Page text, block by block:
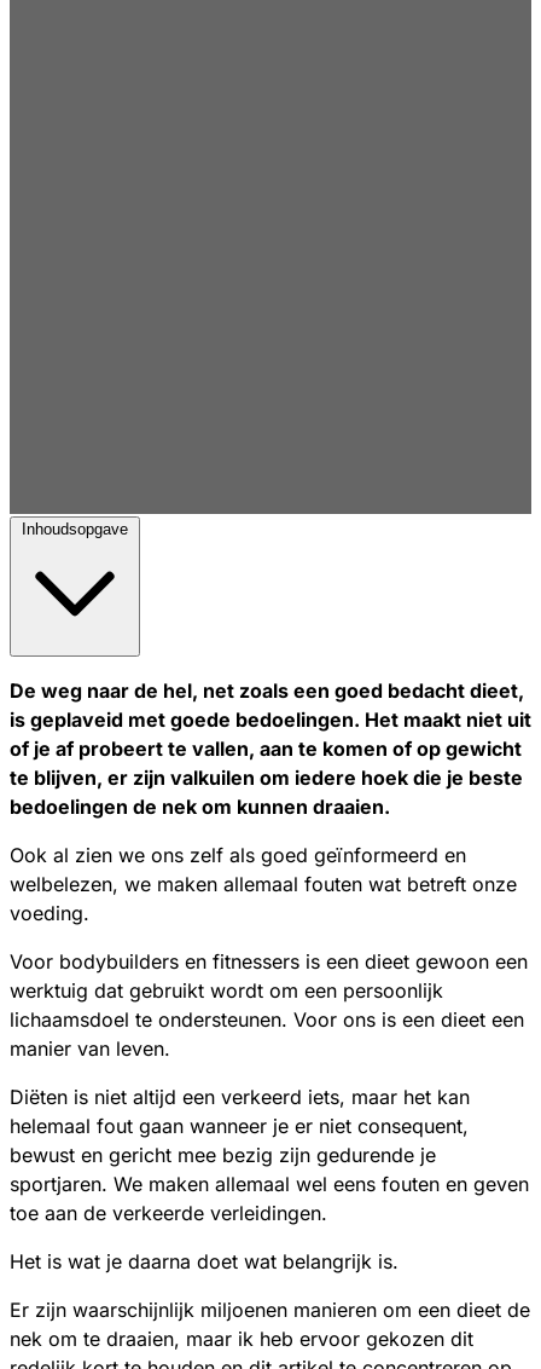
Inhoudsopgave
De weg naar de hel, net zoals een goed bedacht dieet,
is geplaveid met goede bedoelingen. Het maakt niet uit
of je af probeert te vallen, aan te komen of op gewicht
te blijven, er zijn valkuilen om iedere hoek die je beste
bedoelingen de nek om kunnen draaien.
Ook al zien we ons zelf als goed geïnformeerd en
welbelezen, we maken allemaal fouten wat betreft onze
voeding.
Voor bodybuilders en fitnessers is een dieet gewoon een
werktuig dat gebruikt wordt om een persoonlijk
lichaamsdoel te ondersteunen. Voor ons is een dieet een
manier van leven.
Diëten is niet altijd een verkeerd iets, maar het kan
helemaal fout gaan wanneer je er niet consequent,
bewust en gericht mee bezig zijn gedurende je
sportjaren. We maken allemaal wel eens fouten en geven
toe aan de verkeerde verleidingen.
Het is wat je daarna doet wat belangrijk is.
Er zijn waarschijnlijk miljoenen manieren om een dieet de
nek om te draaien, maar ik heb ervoor gekozen dit